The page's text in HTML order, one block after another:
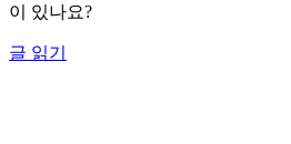
이 있나요?
글 읽기